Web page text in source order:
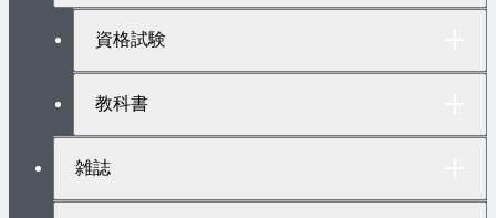
資格試験
教科書
雑誌